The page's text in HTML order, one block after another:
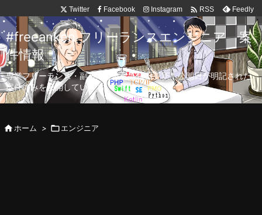
Twitter Facebook Instagram  RSS Feedly
#freeanken フリーランスエンジニア 案
件情報
専業フリーランス・副業向け案件を毎日更新！公開日が明記された
案件のみを公開しています。
ホーム > エンジニア